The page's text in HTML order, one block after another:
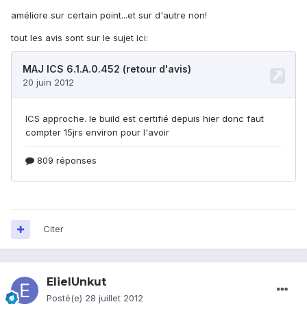
améliore sur certain point...et sur d'autre non!
tout les avis sont sur le sujet ici:
Citer
ElielUnkut
Posté(e) 28 juillet 2012